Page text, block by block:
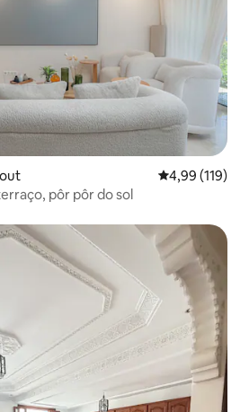
4,99 de uma
4,99 (119)
pôr pôr do sol